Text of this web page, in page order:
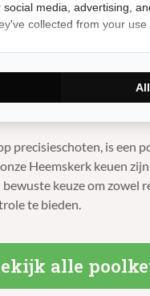
van de poolkeu is ook
De meest
maar 13 millimeter
het spelen van
van stootballen.
precisieschoten, is een
Heemskerk keuen
keuze om zowel
te bieden.
alle
media, advertising,
collected from your use